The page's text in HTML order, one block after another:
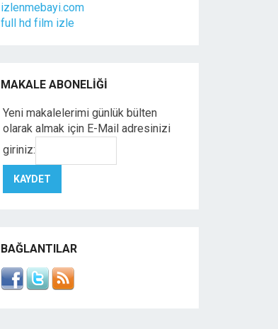
izlenmebayi.com
full hd film izle
MAKALE ABONELIĞI
Yeni makalelerimi günlük bülten
olarak almak için E-Mail adresinizi
giriniz:
BAĞLANTILAR